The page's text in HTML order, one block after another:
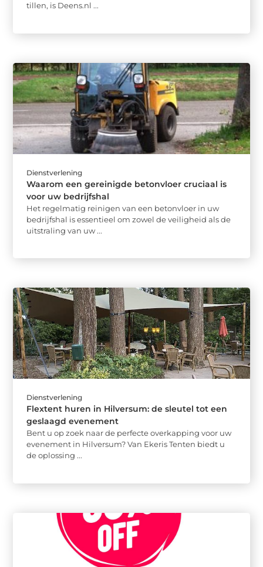
tillen, is Deens.nl ...
Dienstverlening
Waarom een gereinigde betonvloer cruciaal is
voor uw bedrijfshal
Het regelmatig reinigen van een betonvloer in uw
bedrijfshal is essentieel om zowel de veiligheid als de
uitstraling van uw ...
Dienstverlening
Flextent huren in Hilversum: de sleutel tot een
geslaagd evenement
Bent u op zoek naar de perfecte overkapping voor uw
evenement in Hilversum? Van Ekeris Tenten biedt u
de oplossing ...